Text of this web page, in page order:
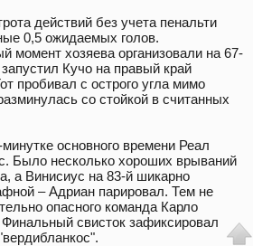
действий без учета пенальти
0,5 ожидаемых голов.
момент хозяева организовали на 67-
Кучо на правый край
пробивал с острого угла мимо
со стойкой в считанных
основного времени Реал
Было несколько хороших врываний
а Винисиус на 83-й шикарно
– Адриан парировал. Тем не
опасного команда Карло
свисток зафиксировал